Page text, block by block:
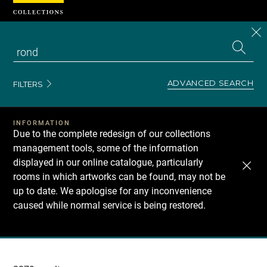
FILTERS ADVANCED SEARCH
INFORMATION
Due to the complete redesign of our collections
management tools, some of the information
displayed in our online catalogue, particularly
rooms in which artworks can be found, may not be
up to date. We apologise for any inconvenience
caused while normal service is being restored.
Recherche
Cookies management panel